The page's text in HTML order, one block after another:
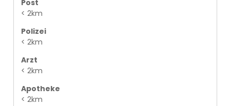
Post
< 2km
Polizei
< 2km
Arzt
< 2km
Apotheke
< 2km